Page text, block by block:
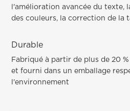
l'amélioration avancée du texte,
des couleurs, la correction de la
Durable
Fabriqué à partir de plus de 20
et fourni dans un emballage
l'environnement